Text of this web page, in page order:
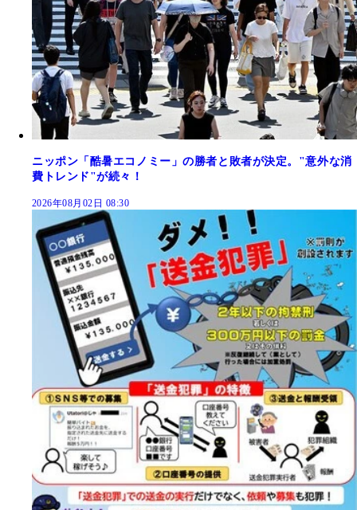
ニッポン「酷暑エコノミー」の勝者と敗者が決定。"意外な消
費トレンド"が続々！
2026年08月02日 08:30